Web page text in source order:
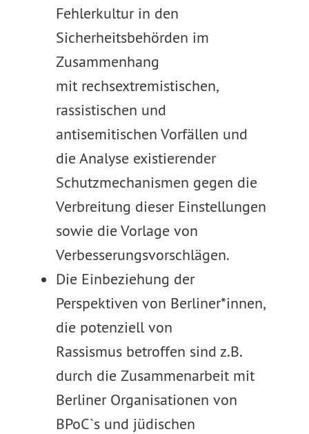
Fehlerkultur in den
Sicherheitsbehörden im
Zusammenhang
mit rechsextremistischen,
rassistischen und
antisemitischen Vorfällen und
die Analyse existierender
Schutzmechanismen gegen die
Verbreitung dieser Einstellungen
sowie die Vorlage von
Verbesserungsvorschlägen.
Die Einbeziehung der
Perspektiven von Berliner*innen,
die potenziell von
Rassismus betroffen sind z.B.
durch die Zusammenarbeit mit
Berliner Organisationen von
BPoC`s und jüdischen